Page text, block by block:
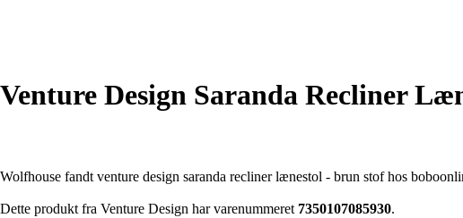
Venture Design Saranda Recliner
Wolfhouse fandt venture design saranda recliner lænestol - brun stof hos
Dette produkt fra Venture Design har varenummeret 7350107085930.